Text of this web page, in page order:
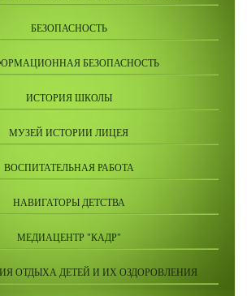
БЕЗОПАСНОСТЬ
БЕЗОПАСНОСТЬ
ИСТОРИЯ ШКОЛЫ
МУЗЕЙ ИСТОРИИ ЛИЦЕЯ
ВОСПИТАТЕЛЬНАЯ РАБОТА
НАВИГАТОРЫ ДЕТСТВА
МЕДИАЦЕНТР "КАДР"
ОТДЫХА ДЕТЕЙ И ИХ ОЗДОРОВЛЕНИЯ